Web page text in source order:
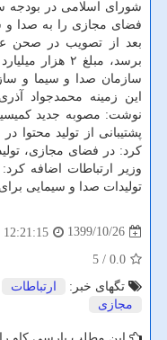
فضای مجازی را به صدا و
بعد از تصویب در صحن
برسد، مبلغ ۲
سازمان صدا و سیما و
این زمینه محمدجواد
نوشت: مصوبه جدید
پشتیبانی از تولید
کرد: در فضای مجازی،
وزیر ارتباطات اضافه
تولیدات صدا و سیمایی
1399/10/26
12:21:15
0.0
/ 5
تگهای خبر:
ارتباطات
مجازی